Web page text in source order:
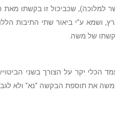
למלוכה), שכביכול זו בקשתו מאת
ושמא ע"י ביאור שתי התיבות
של משה.
הכלי יקר על הצורך בשני
משה את תוספת הבקשה "נא" ולא